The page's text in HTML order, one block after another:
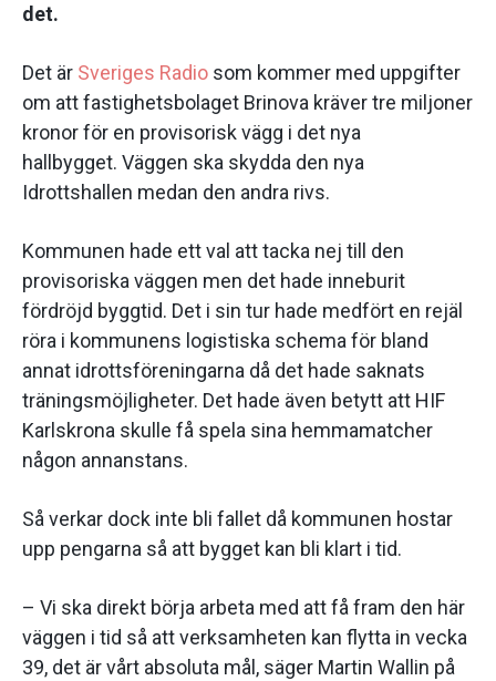
det.
Det är Sveriges Radio som kommer med uppgifter
om att fastighetsbolaget Brinova kräver tre miljoner
kronor för en provisorisk vägg i det nya
hallbygget. Väggen ska skydda den nya
Idrottshallen medan den andra rivs.
Kommunen hade ett val att tacka nej till den
provisoriska väggen men det hade inneburit
fördröjd byggtid. Det i sin tur hade medfört en rejäl
röra i kommunens logistiska schema för bland
annat idrottsföreningarna då det hade saknats
träningsmöjligheter. Det hade även betytt att HIF
Karlskrona skulle få spela sina hemmamatcher
någon annanstans.
Så verkar dock inte bli fallet då kommunen hostar
upp pengarna så att bygget kan bli klart i tid.
– Vi ska direkt börja arbeta med att få fram den här
väggen i tid så att verksamheten kan flytta in vecka
39, det är vårt absoluta mål, säger Martin Wallin på